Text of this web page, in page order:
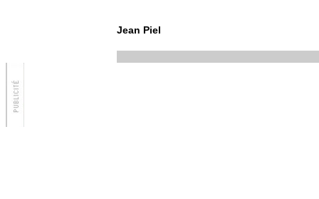
Jean Piel